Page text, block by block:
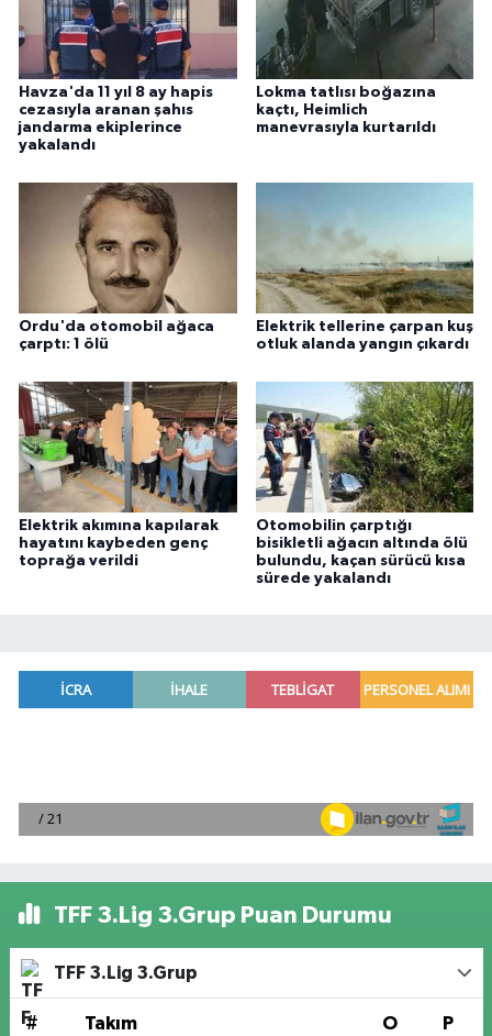
Havza'da 11 yıl 8 ay hapis
cezasıyla aranan şahıs
jandarma ekiplerince
yakalandı
Lokma tatlısı boğazına
kaçtı, Heimlich
manevrasıyla kurtarıldı
Ordu'da otomobil ağaca
çarptı: 1 ölü
Elektrik tellerine çarpan kuş
otluk alanda yangın çıkardı
Elektrik akımına kapılarak
hayatını kaybeden genç
toprağa verildi
Otomobilin çarptığı
bisikletli ağacın altında ölü
bulundu, kaçan sürücü kısa
sürede yakalandı
TFF 3.Lig 3.Grup Puan Durumu
TFF 3.Lig 3.Grup
# Takım O P